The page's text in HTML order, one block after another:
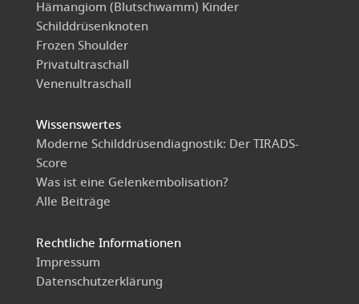
Hämangiom (Blutschwamm) Kinder
Schilddrüsenknoten
Frozen Shoulder
Privatultraschall
Venenultraschall
Wissenswertes
Moderne Schilddrüsendiagnostik: Der TIRADS-
Score
Was ist eine Gelenkembolisation?
Alle Beiträge
Rechtliche Informationen
Impressum
Datenschutzerklärung